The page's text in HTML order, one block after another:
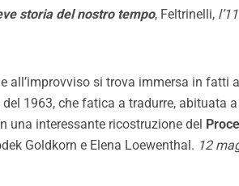
storia del nostro tempo, Feltrinelli,
all’improvviso si trova immersa in
1963, che fatica a tradurre, abituata
una interessante ricostruzione del
Goldkorn e Elena Loewenthal. 12